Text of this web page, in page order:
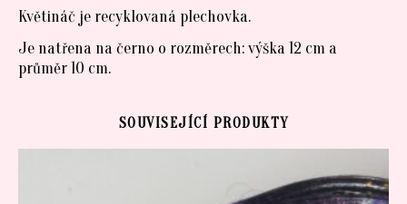
Květináč je recyklovaná plechovka.
Je natřena na černo o rozměrech: výška 12 cm a
průměr 10 cm.
SOUVISEJÍCÍ PRODUKTY